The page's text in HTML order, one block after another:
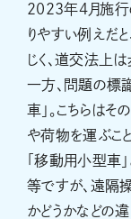
2023年4月施行
りやすい例えだ
じく、道交法上
一方、問題の標
車」。こちらは
や荷物を運ぶこ
「移動用小型車
等ですが、遠隔
かどうかなどの